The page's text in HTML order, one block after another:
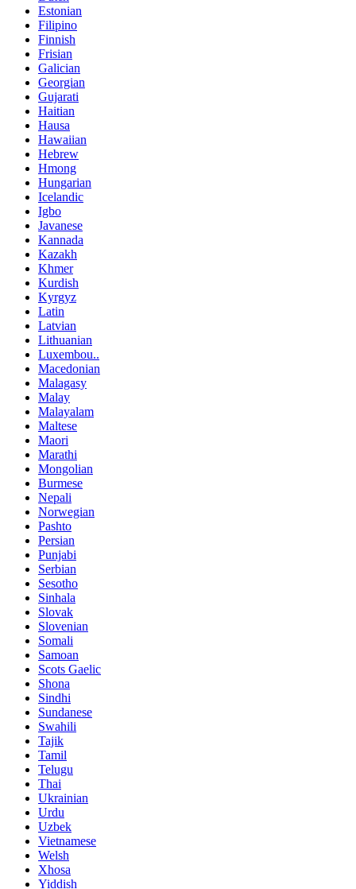
Estonian
Filipino
Finnish
Frisian
Galician
Georgian
Gujarati
Haitian
Hausa
Hawaiian
Hebrew
Hmong
Hungarian
Icelandic
Igbo
Javanese
Kannada
Kazakh
Khmer
Kurdish
Kyrgyz
Latin
Latvian
Lithuanian
Luxembou..
Macedonian
Malagasy
Malay
Malayalam
Maltese
Maori
Marathi
Mongolian
Burmese
Nepali
Norwegian
Pashto
Persian
Punjabi
Serbian
Sesotho
Sinhala
Slovak
Slovenian
Somali
Samoan
Scots Gaelic
Shona
Sindhi
Sundanese
Swahili
Tajik
Tamil
Telugu
Thai
Ukrainian
Urdu
Uzbek
Vietnamese
Welsh
Xhosa
Yiddish